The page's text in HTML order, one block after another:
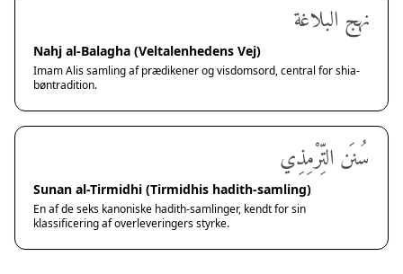
نهج البلاغة
Nahj al-Balagha (Veltalenhedens Vej)
Imam Alis samling af prædikener og visdomsord, central for shia-
bøntradition.
سُنَن التِّرْمِذِي
Sunan al-Tirmidhi (Tirmidhis hadith-samling)
En af de seks kanoniske hadith-samlinger, kendt for sin
klassificering af overleveringers styrke.